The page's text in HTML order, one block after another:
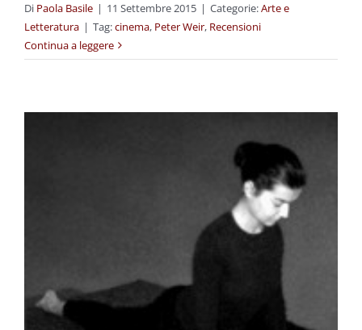
Di Paola Basile | 11 Settembre 2015 | Categorie:Arte e
Letteratura | Tag:cinema, Peter Weir, Recensioni
Continua a leggere